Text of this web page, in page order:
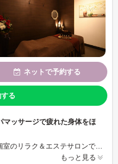
ネットで予約する
る
マッサージで疲れた身体をほ
【リラモ】は、東大阪市布施にある完全個室のリラク＆エステサロンです♪リンパマッサージ、ヘッドスパ、ボディケア（もみほぐし）、痩身エステ、フェイシャル等豊富なメニューをご用意☆サロン内は、心からリラックスできるように、心地よい空間を作っております☆はじめての方でも、まずはじっくりカウンセリングを行い、現在の状態やご希望を伺ってから、お客様に合った施術をご提案いたしますので、安心してお任せください♪
もっと見る